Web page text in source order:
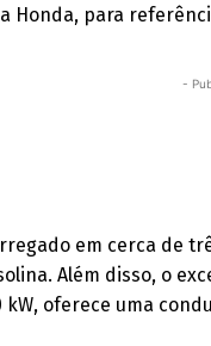
Honda, para
-
em cerca de
Além disso, o
kW, oferece uma